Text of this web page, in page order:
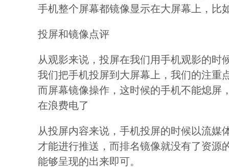
手机整个屏幕都镜像显示在大屏幕上，比
投屏和镜像点评
从观影来说，投屏在我们用手机观影的时
我们把手机投屏到大屏幕上，我们的注重
而屏幕镜像操作，这时候的手机不能熄屏
在浪费电了
从投屏内容来说，手机投屏的时候以流媒
才能进行推送，而排名镜像就没有了资源
能够呈现的出来即可。